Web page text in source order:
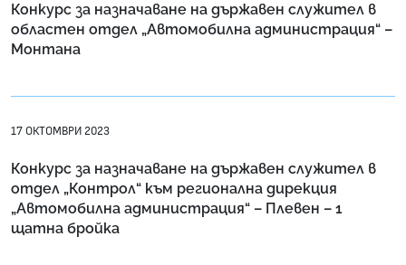
Конкурс за назначаване на държавен служител в
областен отдел „Автомобилна администрация“ –
Монтана
17 ОКТОМВРИ 2023
Конкурс за назначаване на държавен служител в
отдел „Контрол“ към регионална дирекция
„Автомобилна администрация“ – Плевен – 1
щатна бройка